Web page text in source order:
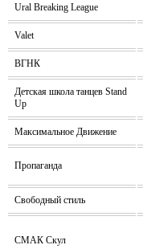
Ural Breaking League
Valet
ВГНК
Детская школа танцев Stand
Up
Максимальное Движение
Пропаганда
Свободный стиль
СМАК Скул